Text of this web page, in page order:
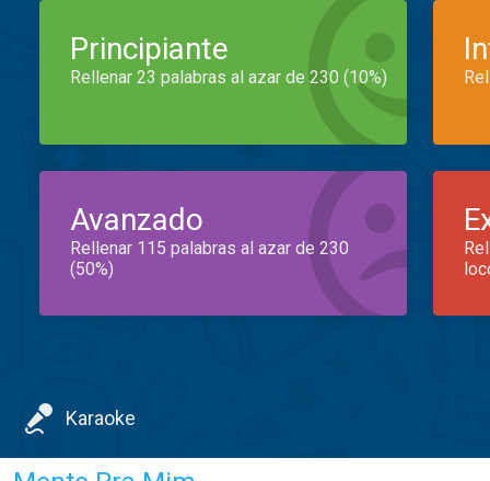
Principiante
Rellenar 23 palabras al azar de 230 (10%)
Avanzado
Rellenar 115 palabras al azar de 230
(50%)
Karaoke